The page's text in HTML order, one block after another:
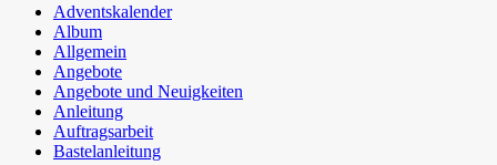
Adventskalender
Album
Allgemein
Angebote
Angebote und Neuigkeiten
Anleitung
Auftragsarbeit
Bastelanleitung